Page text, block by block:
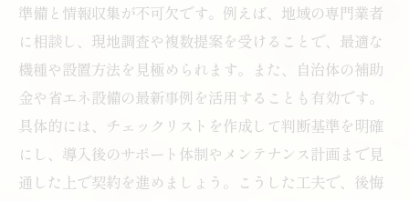
準備と情報収集が不可欠です。例えば、地域の専門業者
に相談し、現地調査や複数提案を受けることで、最適な
機種や設置方法を見極められます。また、自治体の補助
金や省エネ設備の最新事例を活用することも有効です。
具体的には、チェックリストを作成して判断基準を明確
にし、導入後のサポート体制やメンテナンス計画まで見
通した上で契約を進めましょう。こうした工夫で、後悔